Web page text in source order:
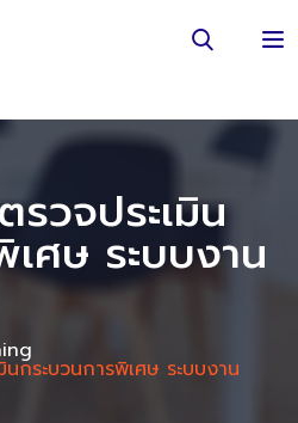
รวจประเมิน
ศษ ระบบงาน
กระบวนการพิเศษ ระบบงาน